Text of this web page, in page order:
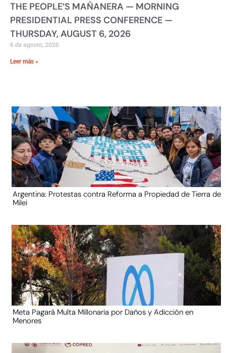
THE PEOPLE’S MAÑANERA — MORNING
PRESIDENTIAL PRESS CONFERENCE —
THURSDAY, AUGUST 6, 2026
6 de agosto, 2026
Leer más »
Argentina: Protestas contra Reforma a Propiedad de Tierra de
Milei
Meta Pagará Multa Millonaria por Daños y Adicción en
Menores